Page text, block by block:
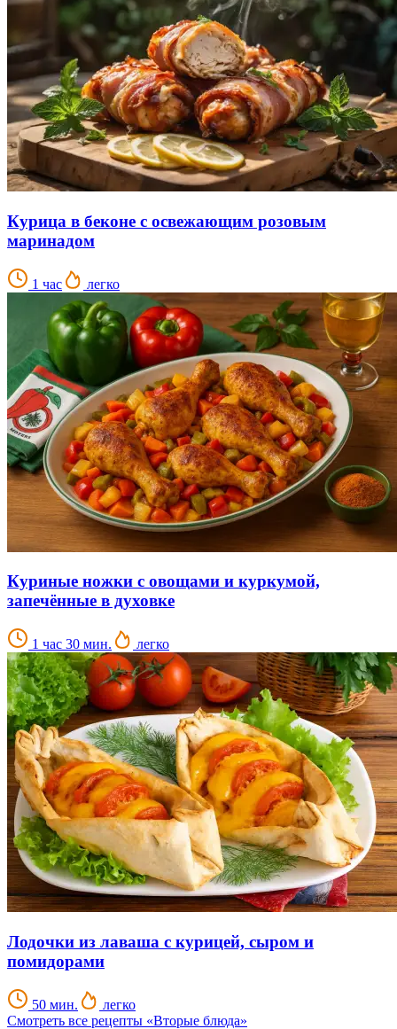
Курица в беконе с освежающим розовым
маринадом
1 час легко
Куриные ножки с овощами и куркумой,
запечённые в духовке
1 час 30 мин. легко
Лодочки из лаваша с курицей, сыром и
помидорами
50 мин.
легко
Смотреть все рецепты «Вторые блюда»